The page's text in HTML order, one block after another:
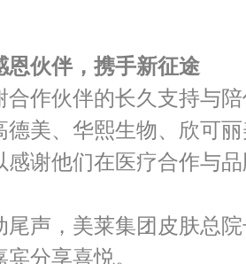
恩伙伴，携手新征途
合作伙伴的长久支持与
德美、华熙生物、欣可
感谢他们在医疗合作与品
尾声，美莱集团皮肤总
分享喜悦。